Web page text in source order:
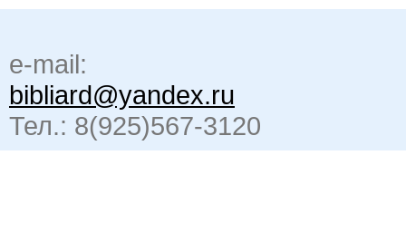
e-mail:
bibliard@yandex.ru
Тел.: 8(925)567-3120